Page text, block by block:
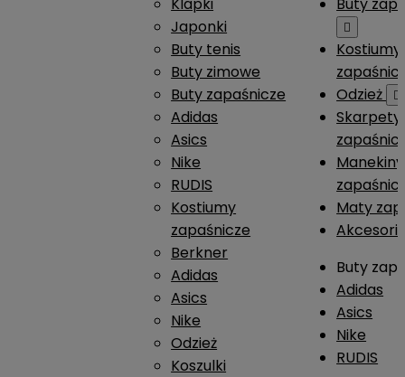
Japonki
Buty tenis
Buty zimowe
Buty zapaśnicze
Adidas
Asics
Nike
RUDIS
Kostiumy
zapaśnicze
Berkner
Adidas
Asics
Nike
Odzież
Koszulki

Kostiumy
Odzież

Skarpety
Manekiny
Maty
Buty
Adidas
Asics
Nike
RUDIS